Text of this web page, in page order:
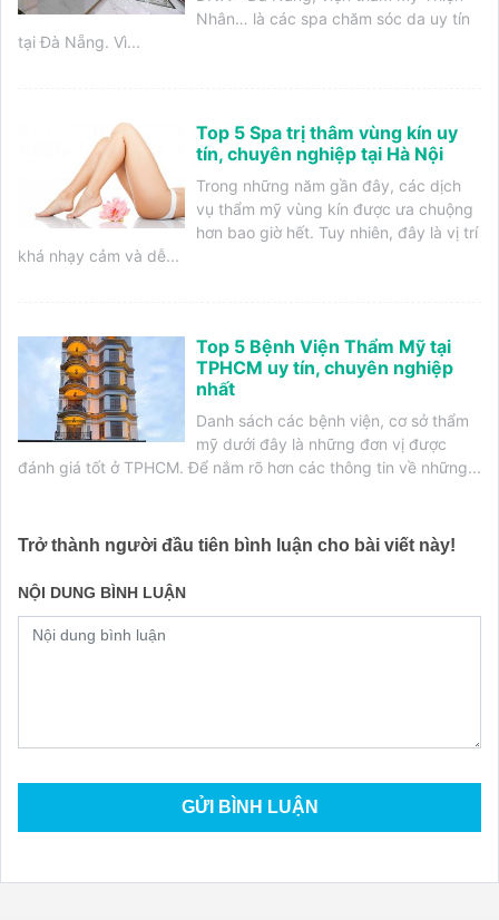
Nhân… là các spa chăm sóc da uy tín
tại Đà Nẵng. Vì...
Top 5 Spa trị thâm vùng kín uy
tín, chuyên nghiệp tại Hà Nội
Trong những năm gần đây, các dịch
vụ thẩm mỹ vùng kín được ưa chuộng
hơn bao giờ hết. Tuy nhiên, đây là vị trí
khá nhạy cảm và dễ...
Top 5 Bệnh Viện Thẩm Mỹ tại
TPHCM uy tín, chuyên nghiệp
nhất
Danh sách các bệnh viện, cơ sở thẩm
mỹ dưới đây là những đơn vị được
đánh giá tốt ở TPHCM. Để nắm rõ hơn các thông tin về những...
Trở thành người đầu tiên bình luận cho bài viết này!
NỘI DUNG BÌNH LUẬN